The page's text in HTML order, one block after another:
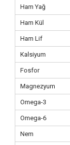
Ham Yağ
Ham Kül
Ham Lif
Kalsiyum
Fosfor
Magnezyum
Omega-3
Omega-6
Nem